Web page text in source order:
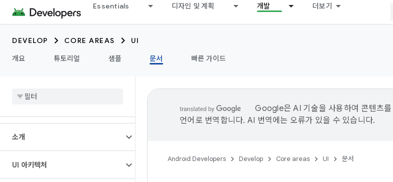
Essentials 디자인 및 계획 개발 더보기
DEVELOP CORE AREAS
UI
개요
튜토리얼 샘플 문서 빠른 가이드
소개
UI 아키텍처
Google은 AI 기술을 사용하여 콘텐츠를
언어로 번역합니다. AI 번역에는 오류가 있을 수 있습니다.
Android Developers Develop Core areas UI 문서